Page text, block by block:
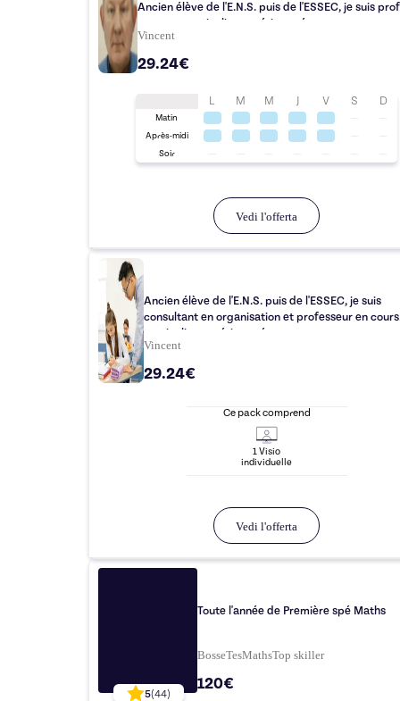
Ancien élève de l'E.N.S. puis de l'ESSEC, je suis
en cours particulier expérimenté.
Vincent
29.24€
L M M J V S D
Matin
Après-midi
Soir
Vedi l'offerta
Ancien élève de l'E.N.S. puis de l'ESSEC, je suis
consultant en organisation et professeur en cours
particulier expérimenté.
Vincent
29.24€
Ce pack comprend
1Visio
individuelle
Vedi l'offerta
5(44)
Toute l'année de Première spé Maths
BosseTesMathsTop skiller
120€